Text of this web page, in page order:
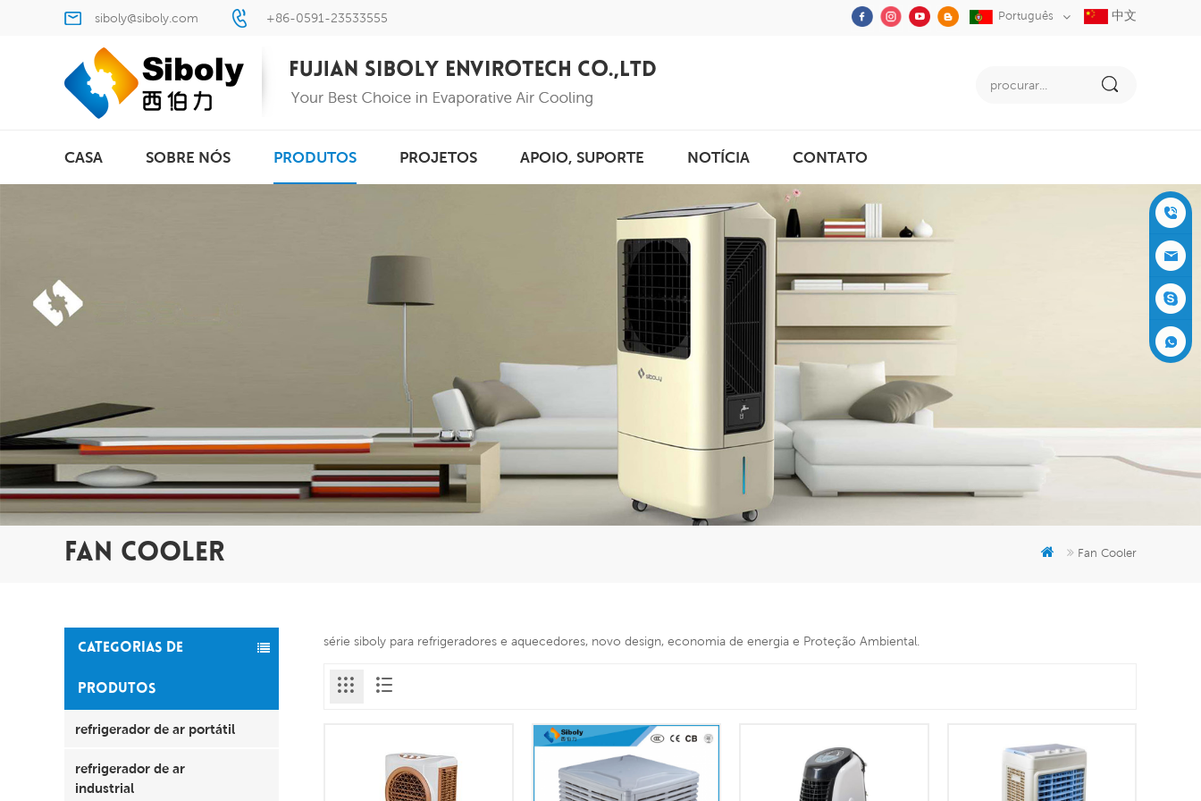
siboly@siboly.com +86-0591-23533555 Português 中文
CASA SOBRE NÓS PRODUTOS PROJETOS APOIO, SUPORTE NOTÍCIA CONTATO
FAN COOLER Fan Cooler
CATEGORIAS DE
PRODUTOS
refrigerador de ar portátil
refrigerador de ar
industrial
série siboly para refrigeradores e aquecedores, novo design, economia de energia e Proteção Ambiental.
+86-05
91-2353
3555
siboly@s
iboly.co
evaporat
er
5951777